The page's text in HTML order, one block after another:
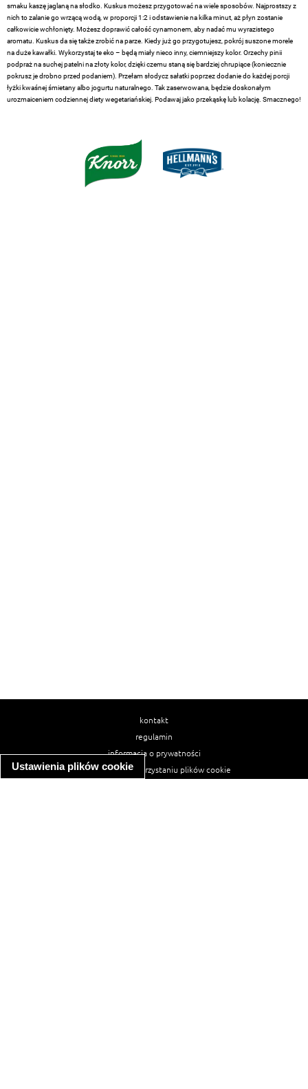
Ustawienia plików cookie
smaku kaszę jaglaną na słodko. Kuskus możesz przygotować na wiele sposobów. Najprostszy z
nich to zalanie go wrzącą wodą, w proporcji 1:2 i odstawienie na kilka minut, aż płyn zostanie
całkowicie wchłonięty. Możesz doprawić całość cynamonem, aby nadać mu wyrazistego
aromatu. Kuskus da się także zrobić na parze. Kiedy już go przygotujesz, pokrój suszone morele
na duże kawałki. Wykorzystaj te eko – będą miały nieco inny, ciemniejszy kolor. Orzechy pinii
podpraż na suchej patelni na złoty kolor, dzięki czemu staną się bardziej chrupiące (koniecznie
pokrusz je drobno przed podaniem). Przełam słodycz sałatki poprzez dodanie do każdej porcji
łyżki kwaśnej śmietany albo jogurtu naturalnego. Tak zaserwowana, będzie doskonałym
urozmaiceniem codziennej diety wegetariańskiej. Podawaj jako przekąskę lub kolację. Smacznego!
kontakt
regulamin
informacja o prywatności
informacja o wykorzystaniu plików cookie